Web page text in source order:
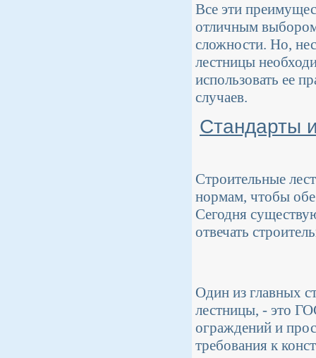
Все эти
отличным
сложности. Но,
лестницы
использовать ее
случаев.
Стандарты
Строительные
нормам, чтобы
Сегодня
отвечать
Один из главных
лестницы, - это
ограждений и
требования к